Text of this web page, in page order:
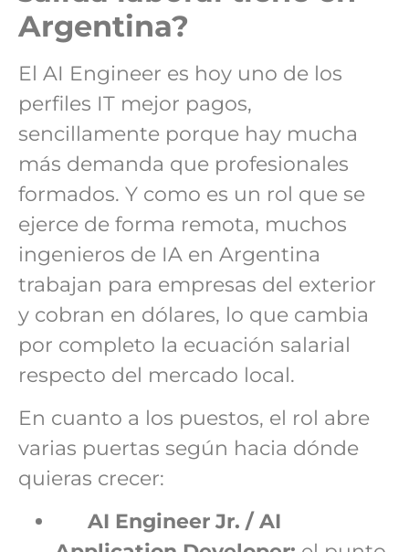
Argentina?
El AI Engineer es hoy uno de los
perfiles IT mejor pagos,
sencillamente porque hay mucha
más demanda que profesionales
formados. Y como es un rol que se
ejerce de forma remota, muchos
ingenieros de IA en Argentina
trabajan para empresas del exterior
y cobran en dólares, lo que cambia
por completo la ecuación salarial
respecto del mercado local.
En cuanto a los puestos, el rol abre
varias puertas según hacia dónde
quieras crecer:
AI Engineer Jr. / AI